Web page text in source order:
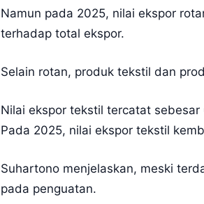
Namun pada 2025, nilai ekspor
terhadap total ekspor.
Selain rotan, produk tekstil dan
Nilai ekspor tekstil tercatat
Pada 2025, nilai ekspor tekstil
Suhartono menjelaskan, meski
pada penguatan.